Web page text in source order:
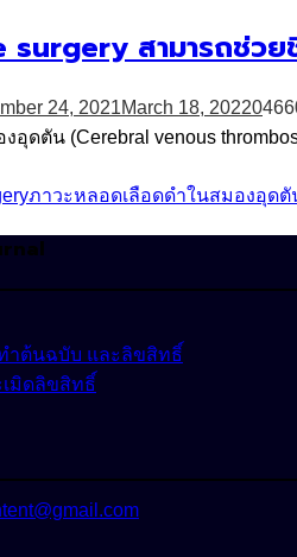
surgery สามารถช่ว
24, 2021March 18, 20220
อุดตัน (Cerebral venous
ภาวะหลอดเลือดดำในสมองอุดตั
ำต้นฉบับ และลิขสิทธิ์
มิดลิขสิทธิ์